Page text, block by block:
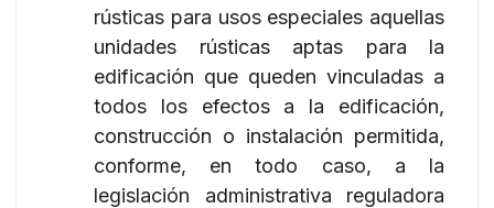
rústicas para usos especiales aquellas
unidades rústicas aptas para la
edificación que queden vinculadas a
todos los efectos a la edificación,
construcción o instalación permitida,
conforme, en todo caso, a la
legislación administrativa reguladora